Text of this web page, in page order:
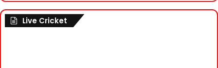
Live Cricket